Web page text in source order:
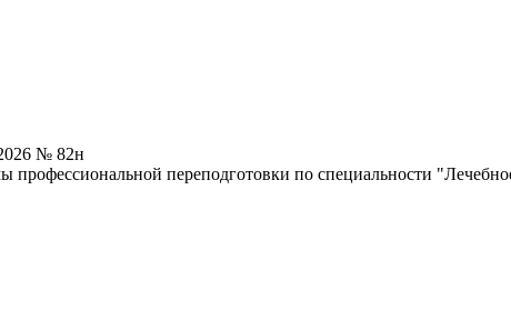
№ 82н
переподготовки по специальности